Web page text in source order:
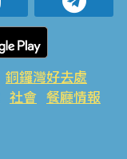
銅鑼灣好去處
社會 餐廳情報